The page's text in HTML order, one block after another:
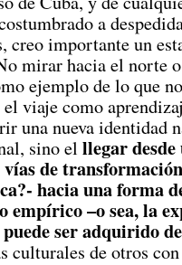
a
creo importante un
mirar hacia el norte
ejemplo de lo que
viaje como
una nueva identidad
sino el llegar
de
hacia una forma
empírico –o sea, la
puede ser adquirido
culturales de otros